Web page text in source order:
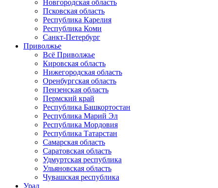
Новгородская область
Псковская область
Республика Карелия
Республика Коми
Санкт-Петербург
Приволжье
Всё Приволжье
Кировская область
Нижегородская область
Оренбургская область
Пензенская область
Пермский край
Республика Башкортостан
Республика Марий Эл
Республика Мордовия
Республика Татарстан
Самарская область
Саратовская область
Удмуртская республика
Ульяновская область
Чувашская республика
Урал